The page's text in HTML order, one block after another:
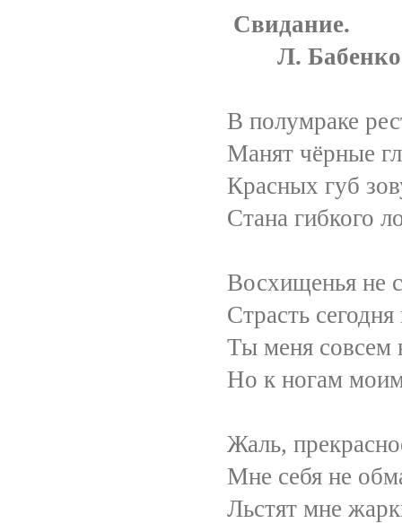
Свидание.
Л. Бабенко
В полумраке
Манят чёрные
Красных губ
Стана гибкого
Восхищенья не
Страсть сегодня
Ты меня совсем не
Но к ногам моим
Жаль, прекрасное
Мне себя не
Льстят мне жаркие